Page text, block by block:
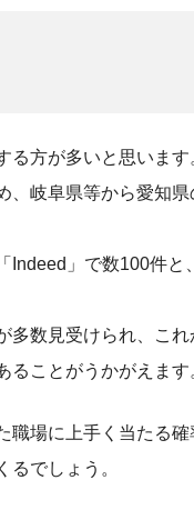
方が多いと思います
、岐阜県等から愛知
Indeed」で数100件と
多数見受けられ、こ
ことがうかがえます
職場に上手く当たる
でしょう。